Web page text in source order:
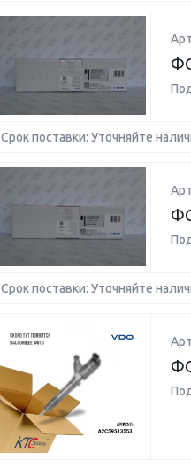
Срок поставки: Уточняйте
Срок поставки: Уточняйте